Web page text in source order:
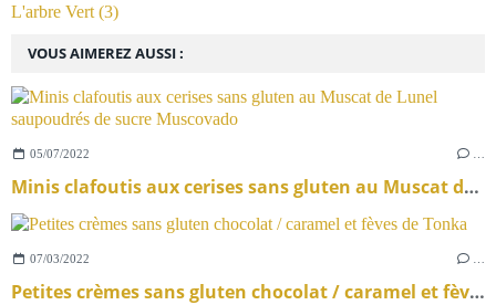
VOUS AIMEREZ AUSSI :
05/07/2022
Minis clafoutis aux cerises sans gluten au Muscat de Lunel saupoudrés de sucre Muscovado
07/03/2022
Petites crèmes sans gluten chocolat / caramel et fèves de Tonka
L'arbre Vert (3)